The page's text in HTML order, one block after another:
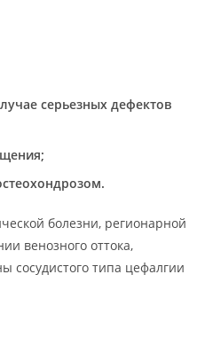
серьезных дефектов
болезни, регионарной
венозного оттока,
типа цефалгии